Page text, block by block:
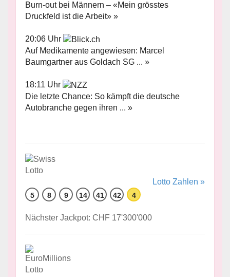
Burn-out bei Männern – «Mein grösstes
Druckfeld ist die Arbeit» »
20:06 Uhr
Auf Medikamente angewiesen: Marcel
Baumgartner aus Goldach SG ... »
18:11 Uhr
Die letzte Chance: So kämpft die deutsche
Autobranche gegen ihren ... »
Lotto Zahlen »
5 8 9 14 41 42 4
Nächster Jackpot: CHF 17'300'000